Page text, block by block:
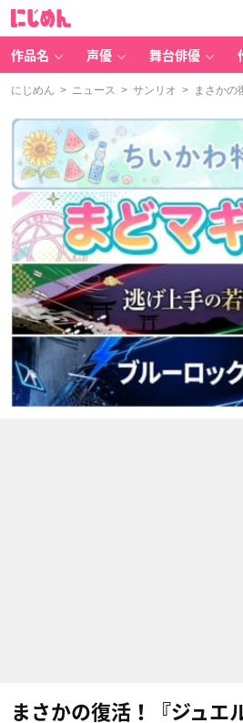
作品名 声優 舞台俳優
にじめん > ニュース > サンリオ > まさかの
まさかの復活！『ジュエ